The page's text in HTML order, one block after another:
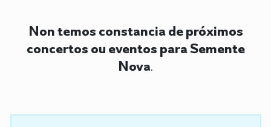
Non temos constancia de próximos
concertos ou eventos para Semente
Nova.